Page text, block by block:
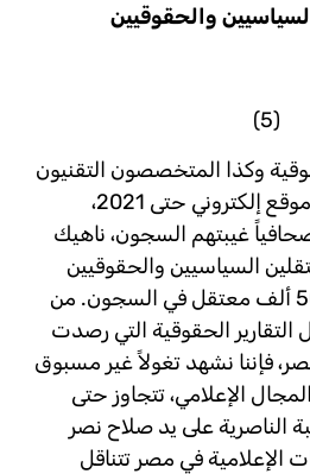
والحقوقيين
(5)
وكذا المتخصصون التقنيون
حجب ما يزيد عن 600 موقع إلكتروني حتى 2021،
ما يزيد عن 50 صحافياً غيبتهم السجون، ناهيك
السياسيين والحقوقيين
المقدّرين بما يزيد عن 50 ألف معتقل في السجون. من
الحقوقية التي رصدت
فإننا نشهد تغولاً غير مسبوق
الإعلامي، تتجاوز حتى
الناصرية على يد صلاح نصر
الإعلامية في مصر تتناقل